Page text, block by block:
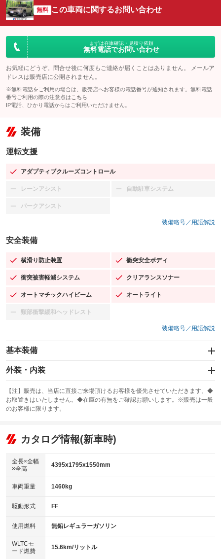
無料 この車両に関するお問い合わせ
まずは在庫確認・見積り依頼
無料電話でお問い合わせ
お気軽にどうぞ。問合せ後に何度もご連絡が届くことはありません。 メールア
ドレスは販売店に公開されません。
※無料電話をご利用の場合は、販売店へお客様の電話番号が通知されます。無料電話
番号ご利用の際の注意点は こちら
IP電話、ひかり電話からはご利用いただけません。
装備
運転支援
アダプティブクルーズコントロール
：装備あり
レーンアシスト
：装備なし 自動駐車システム
：装備なし
パークアシスト
：装備なし
装備略号／用語解説
安全装備
横滑り防止装置
：装備あり 衝突安全ボディ
：装備あり
衝突被害軽減システム
：装備あり クリアランスソナー
：装備あり
オートマチックハイビーム
：装備あり オートライト
：装備あり
頸部衝撃緩和ヘッドレスト
：装備なし
装備略号／用語解説
基本装備
エアバッグ：運転席/助手席/サイド
：装備あり
：装備なし
サンルーフ
：装備なし ABS
リフトアップ
：装備なし
：装備なし
パワーウィンドウ
アイドリングストップ
：装備あり
USB入力端子
：装備あり
100V電源
：装備なし
センターデフロック
：装備なし
外装・内装
カーナビ
：装備なし
TV：フルセグ
：装備あり
ビジュアル
：装備なし
：装備あり
革シート
キーレス
HID(キセノンライト)
：装備なし
バックカメラ
：装備あり
エアロ
：装備なし
【注】販売は、当店に直接ご来場頂けるお客様を優先させていただきます。◆
お取置きはいたしません。◆在庫の有無をご確認お願いします。※販売は一般
のお客様に限ります。
カタログ情報(新車時)
全長×全幅
×全高
4395x1795x1550mm
車両重量 1460kg
駆動形式 FF
使用燃料 無鉛レギュラーガソリン
WLTCモ
ード燃費
15.6km/リットル